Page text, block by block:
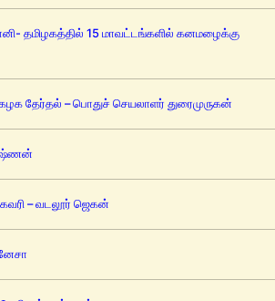
தமிழகத்தில் 15 மாவட்டங்களில் கனமழைக்கு
கழக தேர்தல் – பொதுச் செயலாளர் துரைமுருகன்
– வடலூர் ஜெகன்